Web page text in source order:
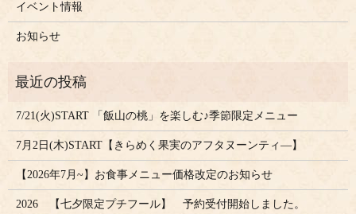
イベント情報
お知らせ
7/21(火)START 「飯山の桃」を楽しむ♪季節限定メニュー
7月2日(木)START【きらめく果実のアフタヌーンティ―】
【2026年7月~】お食事メニュー価格改定のお知らせ
2026 【七夕限定プチフール】 予約受付開始しました。